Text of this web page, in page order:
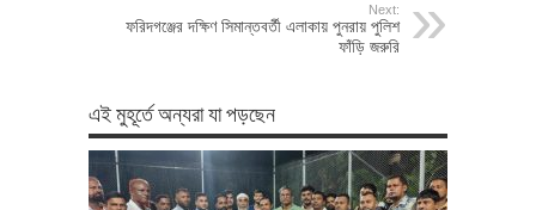
Next:
ফরিদগঞ্জের দক্ষিণ সিমান্তবর্তী এলাকায় পুনরায় পুলিশ
ফাঁড়ি জরুরি
এই মুহূর্তে অন্যরা যা পড়ছেন